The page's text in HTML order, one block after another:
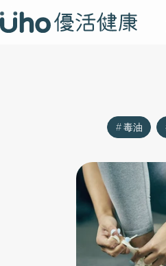
黏 守護腺在 疫情保衛戰
毒油